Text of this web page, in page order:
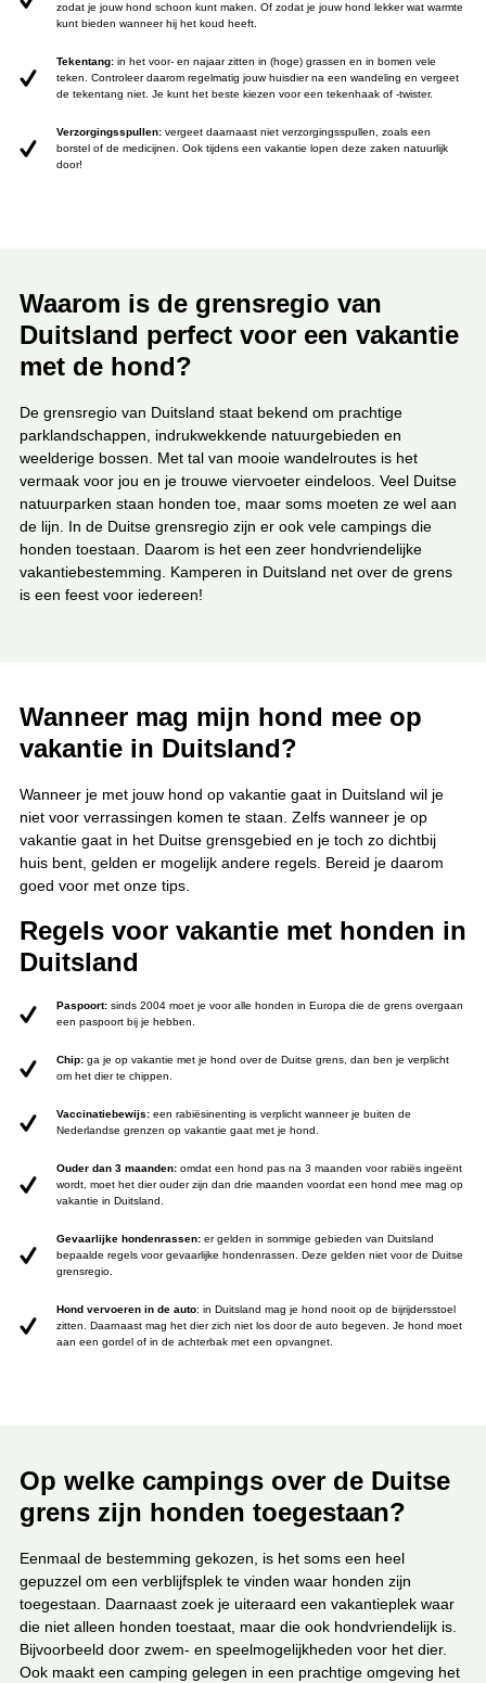
zodat je jouw hond schoon kunt maken. Of zodat je jouw hond lekker wat warmte
kunt bieden wanneer hij het koud heeft.
Tekentang: in het voor- en najaar zitten in (hoge) grassen en in bomen vele
teken. Controleer daarom regelmatig jouw huisdier na een wandeling en vergeet
de tekentang niet. Je kunt het beste kiezen voor een tekenhaak of -twister.
Verzorgingsspullen: vergeet daarnaast niet verzorgingsspullen, zoals een
borstel of de medicijnen. Ook tijdens een vakantie lopen deze zaken natuurlijk
door!
Waarom is de grensregio van
Duitsland perfect voor een vakantie
met de hond?
De grensregio van Duitsland staat bekend om prachtige
parklandschappen, indrukwekkende natuurgebieden en
weelderige bossen. Met tal van mooie wandelroutes is het
vermaak voor jou en je trouwe viervoeter eindeloos. Veel Duitse
natuurparken staan honden toe, maar soms moeten ze wel aan
de lijn. In de Duitse grensregio zijn er ook vele campings die
honden toestaan. Daarom is het een zeer hondvriendelijke
vakantiebestemming. Kamperen in Duitsland net over de grens
is een feest voor iedereen!
Wanneer mag mijn hond mee op
vakantie in Duitsland?
Wanneer je met jouw hond op vakantie gaat in Duitsland wil je
niet voor verrassingen komen te staan. Zelfs wanneer je op
vakantie gaat in het Duitse grensgebied en je toch zo dichtbij
huis bent, gelden er mogelijk andere regels. Bereid je daarom
goed voor met onze tips.
Regels voor vakantie met honden in
Duitsland
Paspoort: sinds 2004 moet je voor alle honden in Europa die de grens overgaan
een paspoort bij je hebben.
Chip: ga je op vakantie met je hond over de Duitse grens, dan ben je verplicht
om het dier te chippen.
Vaccinatiebewijs: een rabiësinenting is verplicht wanneer je buiten de
Nederlandse grenzen op vakantie gaat met je hond.
Ouder dan 3 maanden: omdat een hond pas na 3 maanden voor rabiës ingeënt
wordt, moet het dier ouder zijn dan drie maanden voordat een hond mee mag op
vakantie in Duitsland.
Gevaarlijke hondenrassen: er gelden in sommige gebieden van Duitsland
bepaalde regels voor gevaarlijke hondenrassen. Deze gelden niet voor de Duitse
grensregio.
Hond vervoeren in de auto: in Duitsland mag je hond nooit op de bijrijdersstoel
zitten. Daarnaast mag het dier zich niet los door de auto begeven. Je hond moet
aan een gordel of in de achterbak met een opvangnet.
Op welke campings over de Duitse
grens zijn honden toegestaan?
Eenmaal de bestemming gekozen, is het soms een heel
gepuzzel om een verblijfsplek te vinden waar honden zijn
toegestaan. Daarnaast zoek je uiteraard een vakantieplek waar
die niet alleen honden toestaat, maar die ook hondvriendelijk is.
Bijvoorbeeld door zwem- en speelmogelijkheden voor het dier.
Ook maakt een camping gelegen in een prachtige omgeving het